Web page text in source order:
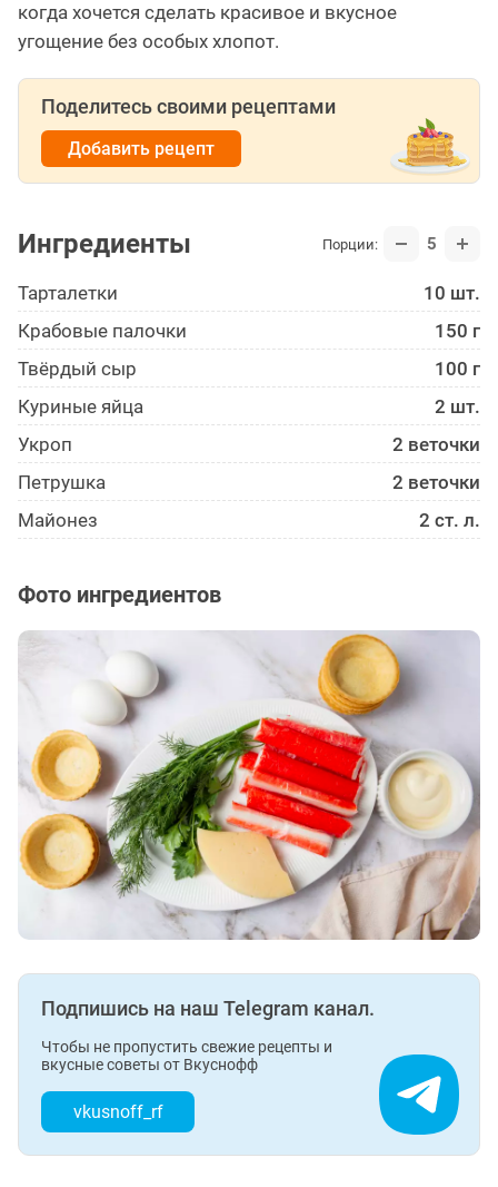
когда хочется сделать красивое и вкусное
угощение без особых хлопот.
Поделитесь своими рецептами
Добавить рецепт
Ингредиенты Порции: 5
Тарталетки
10 шт.
Крабовые палочки
150 г
Твёрдый сыр
100 г
Куриные яйца
2 шт.
Укроп
2 веточки
Петрушка
2 веточки
Майонез
2 ст. л.
Фото ингредиентов
Подпишись на наш Telegram канал.
Чтобы не пропустить свежие рецепты и
вкусные советы от Вкуснофф
vkusnoff_rf